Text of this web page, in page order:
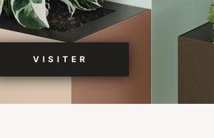
VISITER